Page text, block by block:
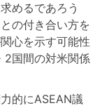
めるであろう
の付き合い方を
心を示す可能性
2国間の対米関係
的にASEAN議